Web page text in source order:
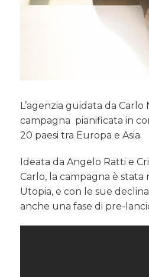
L’agenzia guidata da
campagna pianificata in
20 paesi tra Europa e Asia.
Ideata da Angelo Ratti e
Carlo, la campagna è
Utopia, e con le sue
anche una fase di pre-